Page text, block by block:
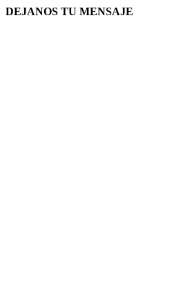
DEJANOS TU MENSAJE